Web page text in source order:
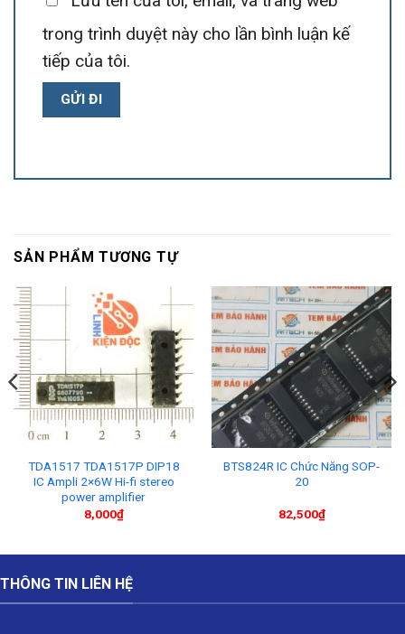
trong trình duyệt này cho lần bình luận kế
tiếp của tôi.
SẢN PHẨM TƯƠNG TỰ
TDA1517 TDA1517P DIP18
IC Ampli 2×6W Hi-fi stereo
power amplifier
8,000₫
BTS824R IC Chức Năng SOP-
20
82,500₫
THÔNG TIN LIÊN HỆ